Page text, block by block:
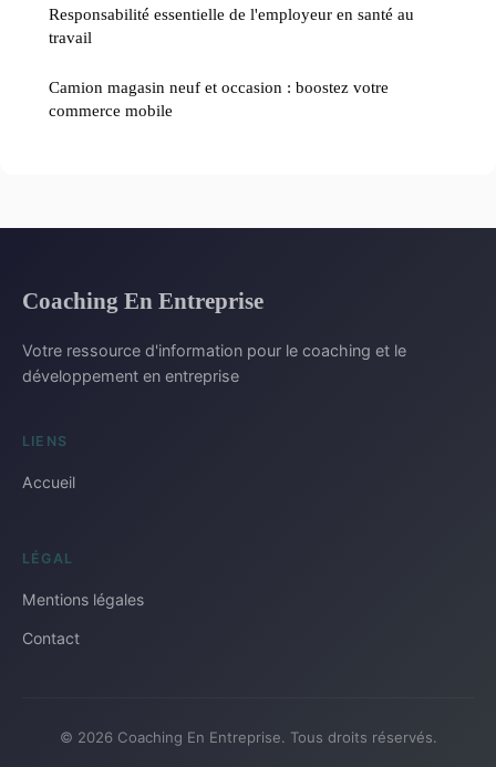
Responsabilité essentielle de l'employeur en santé au
travail
Camion magasin neuf et occasion : boostez votre
commerce mobile
Coaching En Entreprise
Votre ressource d'information pour le coaching et le
développement en entreprise
LIENS
Accueil
LÉGAL
Mentions légales
Contact
© 2026 Coaching En Entreprise. Tous droits réservés.